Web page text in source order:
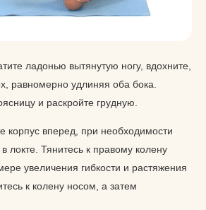
ладонью вытянутую ногу, вдохните,
равномерно удлиняя оба бока.
и раскройте грудную.
корпус вперед, при необходимости
локте. Тянитесь к правому колену
увеличения гибкости и растяжения
к колену носом, а затем